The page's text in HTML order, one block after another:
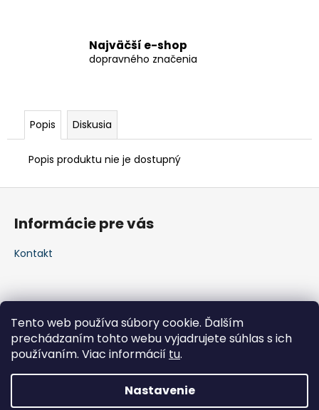
Tento web používa súbory cookie. Ďalším
prechádzaním tohto webu vyjadrujete súhlas s ich
používaním. Viac informácií tu.
Nastavenie
Najväčší e-shop
dopravného značenia
Popis Diskusia
Popis produktu nie je dostupný
Z
e
Informácie pre vás
Kontakt